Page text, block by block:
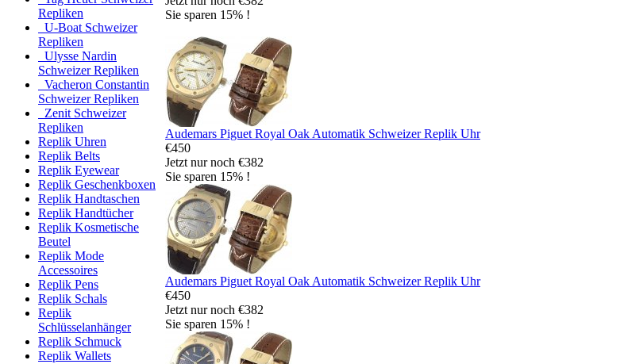
Repliken
U-Boat Schweizer
Repliken
Ulysse Nardin
Schweizer Repliken
Vacheron Constantin
Schweizer Repliken
Zenit Schweizer
Repliken
Replik Uhren
Replik Belts
Replik Eyewear
Replik Geschenkboxen
Replik Handtaschen
Replik Handtücher
Replik Kosmetische
Beutel
Replik Mode
Accessoires
Replik Pens
Replik Schals
Replik
Schlüsselanhänger
Replik Schmuck
Replik Wallets
Sie sparen 15% !
Audemars Piguet Royal Oak Automatik Schweizer Replik Uhr
€450
Jetzt nur noch €382
Sie sparen 15% !
Audemars Piguet Royal Oak Automatik Schweizer Replik Uhr
€450
Jetzt nur noch €382
Sie sparen 15% !